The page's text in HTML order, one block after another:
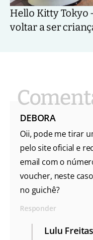
Hello Kitty Tokyo
voltar a ser
DEBORA
Oii, pode me tirar
pelo site oficial e
email com o
voucher, neste
no guichê?
Responder
Lulu